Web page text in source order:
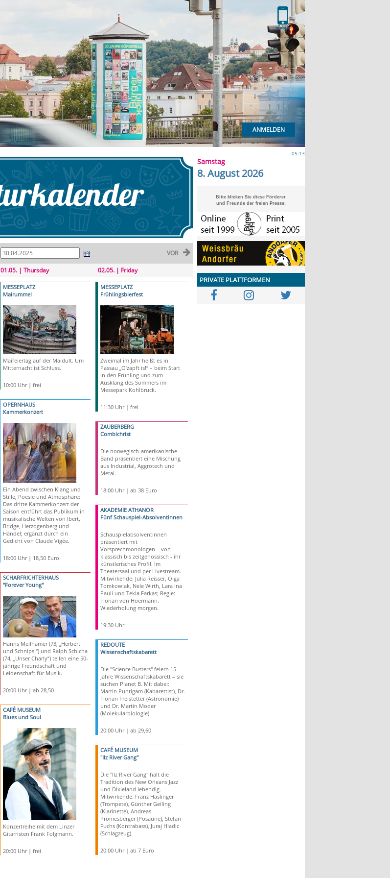
ANMELDEN
VOR
01.05. | Thursday
MESSEPLATZ
Mairummel
Maifeiertag auf der Maidult. Um
Mitternacht ist Schluss.
10:00 Uhr | frei
OPERNHAUS
Kammerkonzert
Ein Abend zwischen Klang und
Stille, Poesie und Atmosphäre:
Das dritte Kammerkonzert der
Saison entführt das Publikum in
musikalische Welten von Ibert,
Bridge, Herzogenberg und
Händel; ergänzt durch ein
Gedicht von Claude Vigée.
18:00 Uhr | 18,50 Euro
SCHARFRICHTERHAUS
"Forever Young"
Hanns Meilhamer (73, „Herbert
und Schnipsi“) und Ralph Schicha
(74, „Unser Charly“) teilen eine 50-
jährige Freundschaft und
Leidenschaft für Musik.
20:00 Uhr | ab 28,50
CAFÉ MUSEUM
Blues und Soul
Konzertreihe mit dem Linzer
Gitarristen Frank Folgmann.
20:00 Uhr | frei
02.05. | Friday
MESSEPLATZ
Frühlingsbierfest
Zweimal im Jahr heißt es in
Passau „O’zapft is!“ – beim Start
in den Frühling und zum
Ausklang des Sommers im
Messepark Kohlbruck.
11:30 Uhr | frei
ZAUBERBERG
Combichrist
Die norwegisch-amerikanische
Band präsentiert eine Mischung
aus Industrial, Aggrotech und
Metal.
18:00 Uhr | ab 38 Euro
AKADEMIE ATHANOR
Fünf Schauspiel-Absolventinnen
Schauspielabsolventinnen
präsentiert mit
Vorsprechmonologen – von
klassisch bis zeitgenössisch - ihr
künstlerisches Profil. Im
Theatersaal und per Livestream.
Mitwirkende: Julia Reisser, Olga
Tomkowiak, Nele Wirth, Lara Ina
Pauli und Tekla Farkas; Regie:
Florian von Hoermann.
Wiederholung morgen.
19:30 Uhr
REDOUTE
Wissenschaftskabarett
Die "Science Busters" feiern 15
Jahre Wissenschaftskabarett – sie
suchen Planet B. Mit dabei:
Martin Puntigam (Kabarettist), Dr.
Florian Freistetter (Astronomie)
und Dr. Martin Moder
(Molekularbiologie).
20:00 Uhr | ab 29,60
CAFÉ MUSEUM
"Ilz River Gang"
Die "Ilz River Gang" hält die
Tradition des New Orleans Jazz
und Dixieland lebendig.
Mitwirkende: Franz Haslinger
(Trompete), Günther Geiling
(Klarinette), Andreas
Promesberger (Posaune), Stefan
Fuchs (Kontrabass), Juraj Hladic
(Schlagzeug).
20:00 Uhr | ab 7 Euro
05:13
Samstag
8. August 2026
Bitte klicken Sie diese Förderer
und Freunde der freien Presse:
PRIVATE PLATTFORMEN